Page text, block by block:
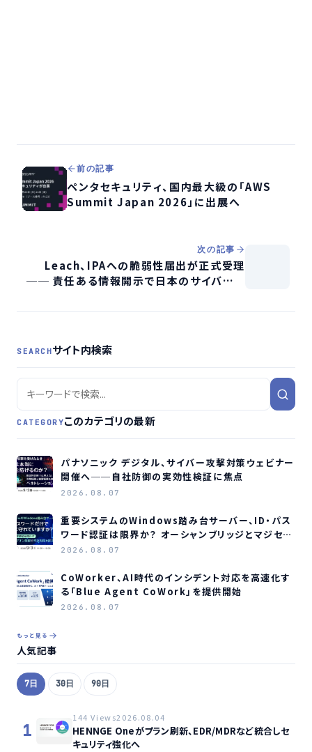
前の記事
ペンタセキュリティ、国内最大級の「AWS
Summit Japan 2026」に出展へ
次の記事
Leach、IPAへの脆弱性届出が正式受理
── 責任ある情報開示で日本のサイバーセ
SEARCHサイト内検索
CATEGORYこのカテゴリの最新
パナソニック デジタル、サイバー攻撃対策ウェビナー
開催へ──自社防御の実効性検証に焦点
2026.08.07
重要システムのWindows踏み台サーバー、ID・パス
ワード認証は限界か？ オーシャンブリッジとマジセミ
がウェビナー開催へ
2026.08.07
CoWorker、AI時代のインシデント対応を高速化す
る「Blue Agent CoWork」を提供開始
2026.08.07
もっと見る
人気記事
7日 30日 90日
1
144 Views2026.08.04
HENNGE Oneがプラン刷新、EDR/MDRなど統合しセ
キュリティ強化へ